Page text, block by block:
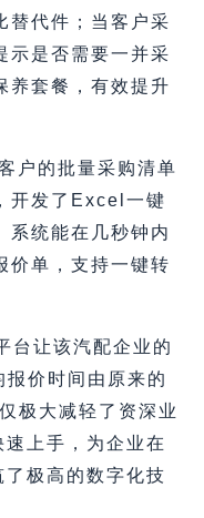
替代件；当客户采
示是否需要一并采
养套餐，有效提升
户的批量采购清单
开发了Excel一键
系统能在几秒钟内
价单，支持一键转
台让该汽配企业的
价时间由原来的
极大减轻了资深业
上手，为企业在
极高的数字化技